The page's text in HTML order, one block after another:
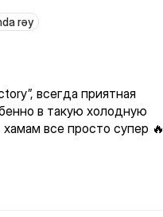
rəy
всегда приятная
в такую холодную
все просто супер 🔥